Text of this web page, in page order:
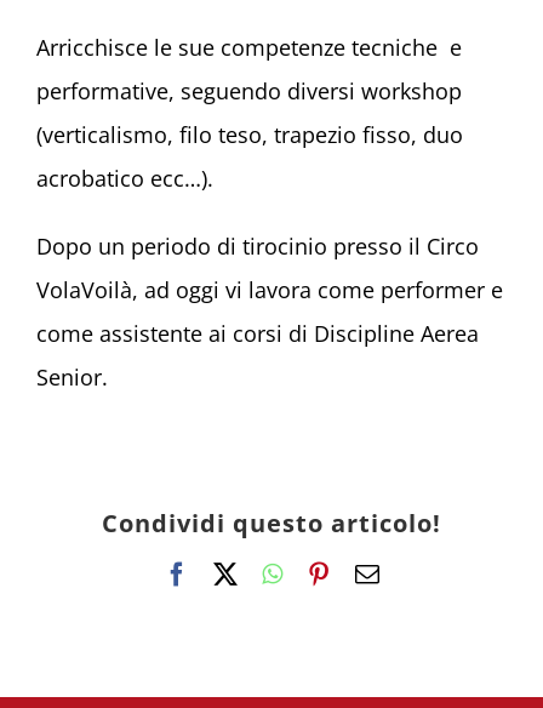
Arricchisce le sue competenze tecniche e
performative, seguendo diversi workshop
(verticalismo, filo teso, trapezio fisso, duo
acrobatico ecc…).
Dopo un periodo di tirocinio presso il Circo
VolaVoilà, ad oggi vi lavora come performer e
come assistente ai corsi di Discipline Aerea
Senior.
Condividi questo articolo!
FacebookWhatsApp
Pinterest
Email